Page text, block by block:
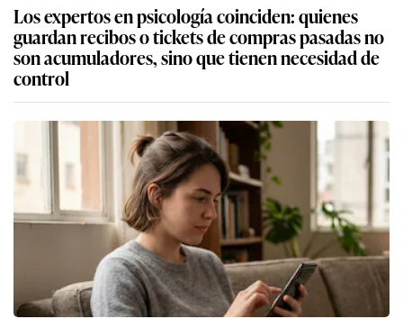
Los expertos en psicología coinciden: quienes
guardan recibos o tickets de compras pasadas no
son acumuladores, sino que tienen necesidad de
control